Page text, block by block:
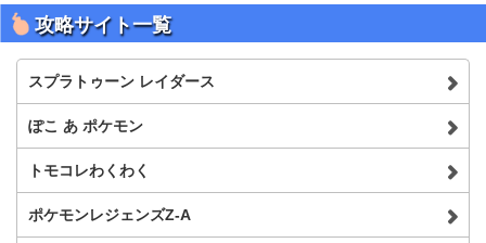
攻略サイト一覧
スプラトゥーン レイダース
ぽこ あ ポケモン
トモコレわくわく
ポケモンレジェンズZ-A